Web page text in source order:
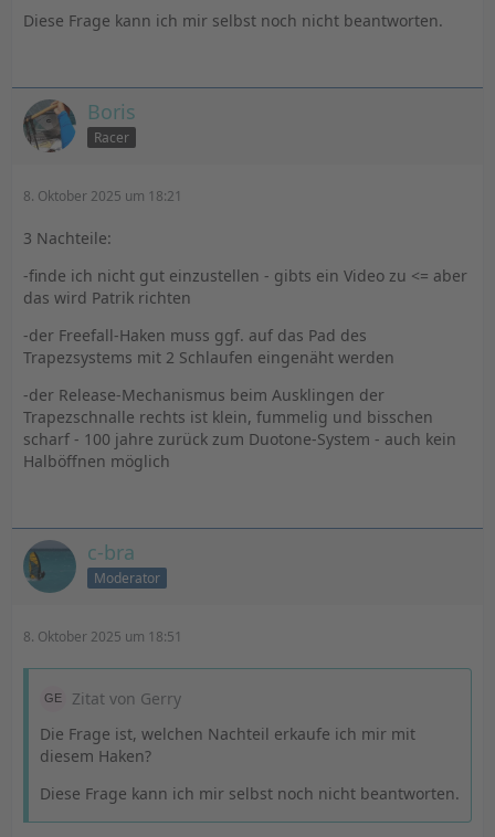
Diese Frage kann ich mir selbst noch nicht beantworten.
Boris
Racer
8. Oktober 2025 um 18:21
3 Nachteile:
-finde ich nicht gut einzustellen - gibts ein Video zu <= aber
das wird Patrik richten
-der Freefall-Haken muss ggf. auf das Pad des
Trapezsystems mit 2 Schlaufen eingenäht werden
-der Release-Mechanismus beim Ausklingen der
Trapezschnalle rechts ist klein, fummelig und bisschen
scharf - 100 jahre zurück zum Duotone-System - auch kein
Halböffnen möglich
c-bra
Moderator
8. Oktober 2025 um 18:51
Zitat von Gerry
Die Frage ist, welchen Nachteil erkaufe ich mir mit
diesem Haken?
Diese Frage kann ich mir selbst noch nicht beantworten.